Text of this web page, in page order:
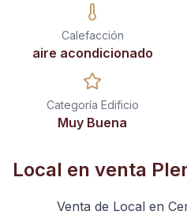
Calefacción
aire acondicionado
Categoría Edificio
Muy Buena
Local en venta
Venta de Local en